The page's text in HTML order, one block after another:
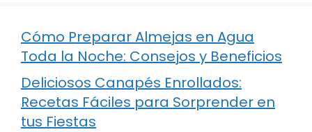
Cómo Preparar Almejas en Agua
Toda la Noche: Consejos y Beneficios
Deliciosos Canapés Enrollados:
Recetas Fáciles para Sorprender en
tus Fiestas